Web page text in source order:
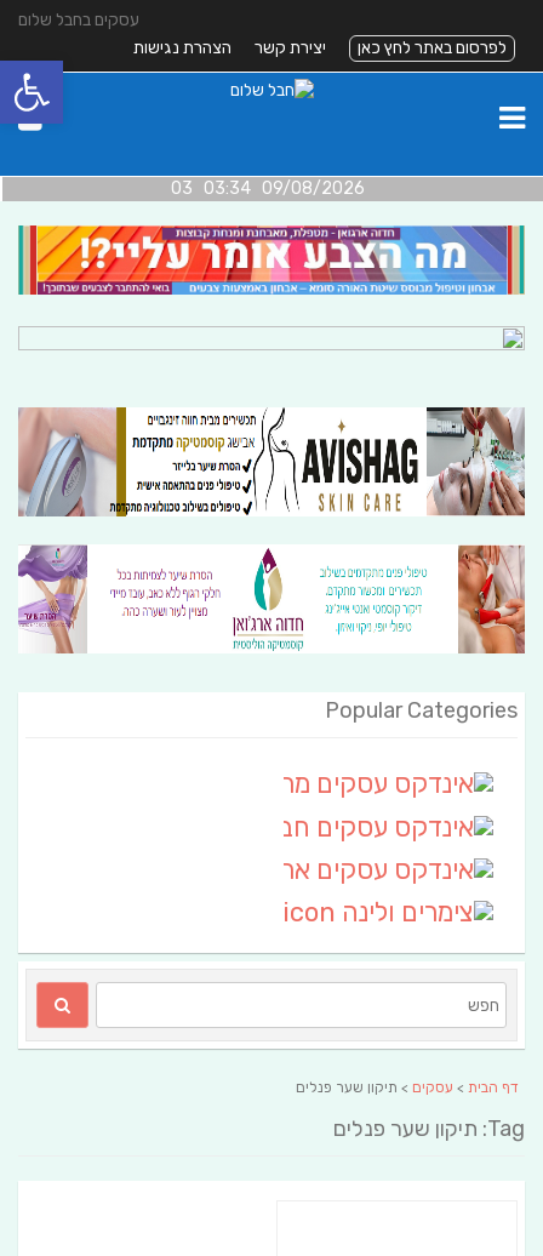
עסקים בחבל שלום
לפרסום באתר לחץ כאן
יצירת קשר הצהרת נגישות
09/08/2026 03:34 03
Popular Categories
דף הבית > עסקים > תיקון שער פנלים
Tag: תיקון שער פנלים
פתח